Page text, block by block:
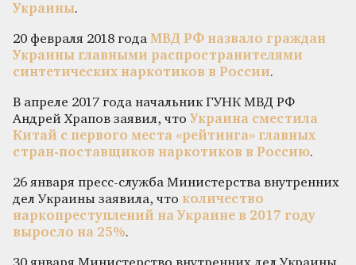
Украины.
20 февраля 2018 года МВД РФ назвало граждан
Украины главными распространителями
синтетических наркотиков в России.
В апреле 2017 года начальник ГУНК МВД РФ
Андрей Храпов заявил, что Украина сместила
Китай с первого места «рейтинга» главных
стран-поставщиков наркотиков в Россию.
26 января пресс-служба Министерства внутренних
дел Украины заявила, что количество
наркопреступлений на Украине в 2017 году
выросло на 25%.